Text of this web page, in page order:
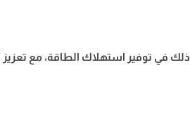
ذلك في توفير استهلاك الطاقة، مع تعزيز